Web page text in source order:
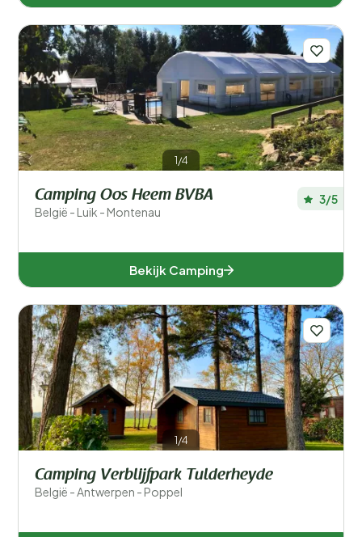
1/4
Camping Oos Heem BVBA
België - Luik - Montenau
3/5
Bekijk Camping
1/4
Camping Verblijfpark Tulderheyde
België - Antwerpen - Poppel